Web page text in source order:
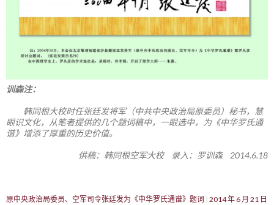
训森注：
韩同根大校时任张廷发将军（中共中央政治局原委员）秘书，慧
眼识文化，从笔者提供的几个题词稿中，一眼选中，为《中华罗氏通
谱》增添了厚重的历史价值。
供稿：韩同根空军大校 录入：罗训森 2014.6.18
原中央政治局委员、空军司令张廷发为《中华罗氏通谱》题词 2014 年 6 月 21 日